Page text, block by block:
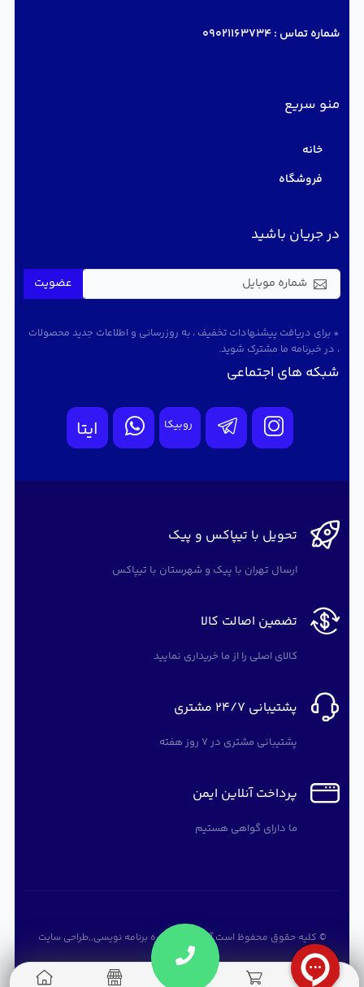
شماره تماس :09021163734
منو سریع
خانه
فروشگاه
در جریان باشید
عضویت
* برای دریافت پیشنهادات تخفیف ، به روزرسانی و اطلاعات جدید محصولات
، در خبرنامه ما مشترک شوید.
شبکه های اجتماعی
روبیکا ایتا
تحویل با تیپاکس و پیک
ارسال تهران با پیک و شهرستان با تیپاکس
تضمین اصالت کالا
کالای اصلی را از ما خریداری نمایید
پشتیبانی 24/7 مشتری
پشتیبانی مشتری در 7 روز هفته
پرداخت آنلاین ایمن
ما دارای گواهی هستیم
© کلیه حقوق محفوظ استآرته سافت دوره برنامه نویسی,,طراحی سایت
0